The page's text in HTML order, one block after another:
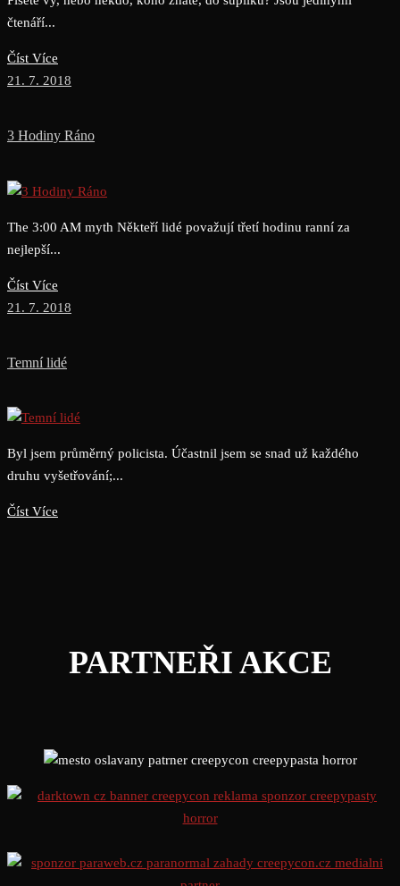
čtenáří...
Číst Více
21. 7. 2018
3 Hodiny Ráno
The 3:00 AM myth Někteří lidé považují třetí hodinu ranní za
nejlepší...
Číst Více
21. 7. 2018
Temní lidé
Byl jsem průměrný policista. Účastnil jsem se snad už každého
druhu vyšetřování;...
Číst Více
PARTNEŘI AKCE